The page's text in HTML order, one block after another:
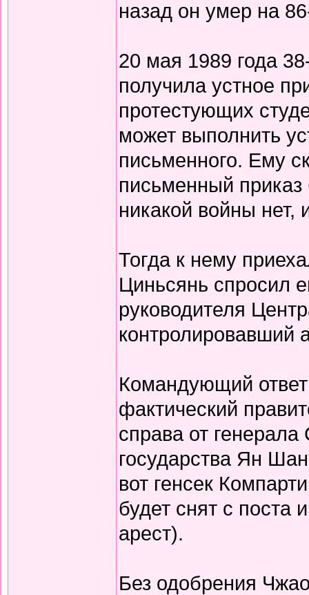
назад он умер на
20 мая 1989 года
получила устное
протестующих
может выполнить
письменного. Ему
письменный приказ
никакой войны нет,
Тогда к нему
Циньсянь спросил
руководителя
контролировавший
Командующий
фактический
справа от
государства Ян
вот генсек
будет снят с
арест).
Без одобрения